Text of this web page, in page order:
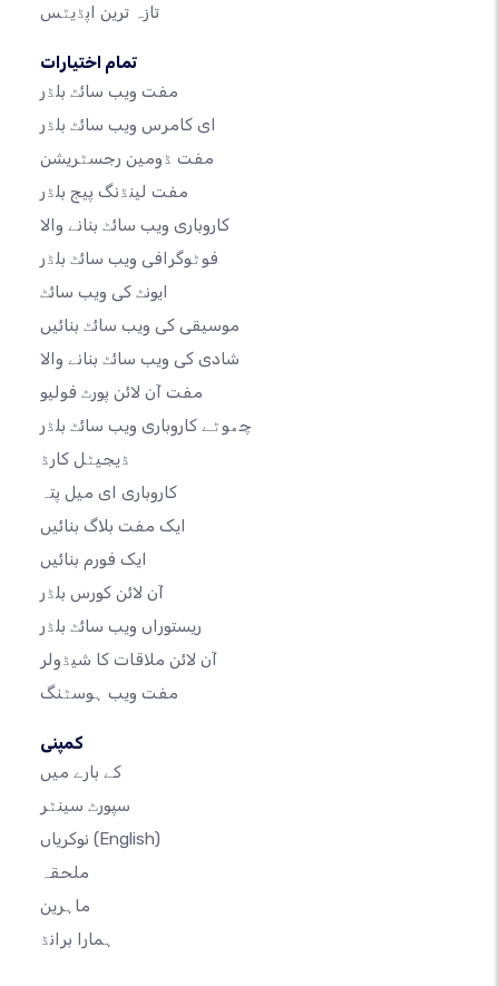
تازہ ترین اپڈیٹس
تمام اختیارات
مفت ویب سائٹ بلڈر
ای کامرس ویب سائٹ بلڈر
مفت ڈومین رجسٹریشن
مفت لینڈنگ پیج بلڈر
کاروباری ویب سائٹ بنانے والا
فوٹوگرافی ویب سائٹ بلڈر
ایونٹ کی ویب سائٹ
موسیقی کی ویب سائٹ بنائیں
شادی کی ویب سائٹ بنانے والا
مفت آن لائن پورٹ فولیو
چھوٹے کاروباری ویب سائٹ بلڈر
ڈیجیٹل کارڈ
کاروباری ای میل پتہ
ایک مفت بلاگ بنائیں
ایک فورم بنائیں
آن لائن کورس بلڈر
ریستوراں ویب سائٹ بلڈر
آن لائن ملاقات کا شیڈولر
مفت ویب ہوسٹنگ
کمپنی
کے بارے میں
سپورٹ سینٹر
(English)
ملحقہ
ماہرین
ہمارا برانڈ